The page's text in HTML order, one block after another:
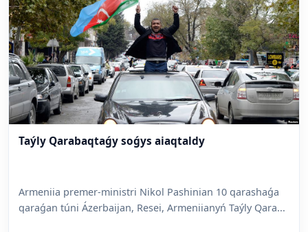
Taýly Qarabaqtaǵy soǵys aiaqtaldy
Armeniia premer-ministri Nikol Pashinian 10 qarashaǵa
qaraǵan túni Ázerbaijan, Resei, Armeniianyń Taýly Qara...